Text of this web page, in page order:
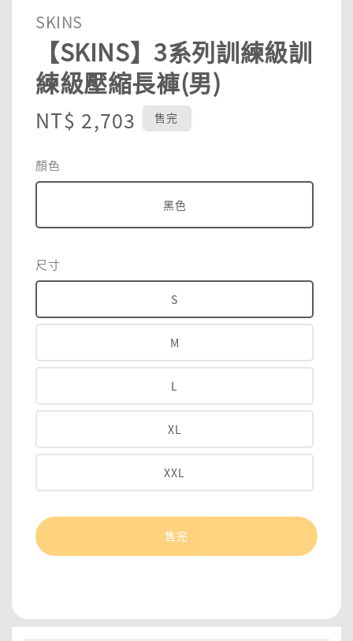
SKINS
【SKINS】3系列訓練級訓
練級壓縮長褲(男)
Regular
NT$ 2,703 售完
顏色
黑色
尺寸
S
M
L
XL
XXL
售完